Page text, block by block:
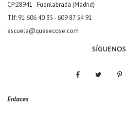
CP:28941 - Fuenlabrada (Madrid)
Tlf: 91 606 40 35 - 609 87 54 91
escuela@quesecose.com
SÍGUENOS
Enlaces